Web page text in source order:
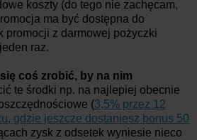
koszty (do tego nie zachęcam,
ma być dostępna do
promocji z darmowej pożyczki
raz.
się coś zrobić, by na nim
te środki np. na najlepiej obecnie
(3,5% przez 12
gdzie jeszcze dostaniesz bonus 50
zysk z odsetek wyniesie nieco